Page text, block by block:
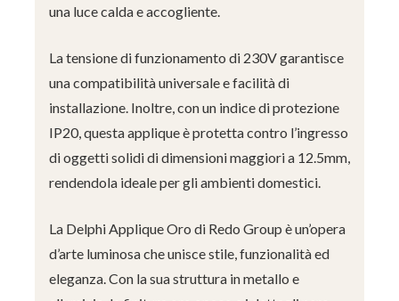
una luce calda e accogliente.
La tensione di funzionamento di 230V garantisce
una compatibilità universale e facilità di
installazione. Inoltre, con un indice di protezione
IP20, questa applique è protetta contro l’ingresso
di oggetti solidi di dimensioni maggiori a 12.5mm,
rendendola ideale per gli ambienti domestici.
La Delphi Applique Oro di Redo Group è un’opera
d’arte luminosa che unisce stile, funzionalità ed
eleganza. Con la sua struttura in metallo e